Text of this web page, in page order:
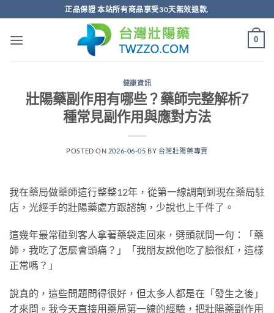
轉
正品保證 本站所有商品享受30天無效退款.
0
健康資訊
壯陽藥副作用有哪些？藥師完整解析7
種常見副作用與應對方法
POSTED ON 2026-06-05 BY 台灣壯陽藥專賣
我在藥局做藥師這行整整12年，從第一線調劑到現在藥局駐
店，光經手的壯陽藥處方跟諮詢，少說也上千件了。
這幾年最常碰到客人拿著藥袋走回來，劈頭就問一句：「藥
師，我吃了怎麼會頭痛？」「我朋友說他吃了臉很紅，這樣
正常嗎？」
說真的，這些問題問得很好，但太多人都是在「發生之後」
才來問。我今天直接用藥局第一線的經驗，把壯陽藥副作用